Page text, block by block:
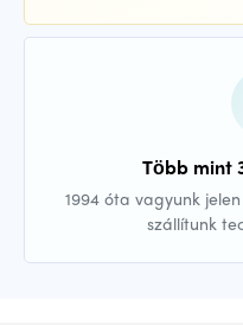
Több mint
1994 óta vagyunk
szállítunk